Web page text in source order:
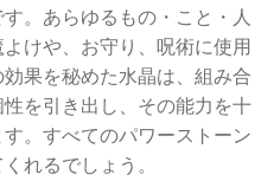
。あらゆるもの・こと・人
けや、お守り、呪術に使用
果を秘めた水晶は、組み合
を引き出し、その能力を十
。すべてのパワーストーン
れるでしょう。